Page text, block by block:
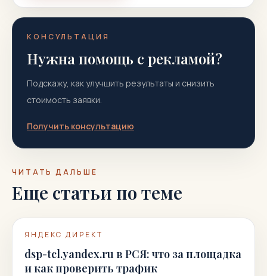
КОНСУЛЬТАЦИЯ
Нужна помощь с рекламой?
Подскажу, как улучшить результаты и снизить
стоимость заявки.
Получить консультацию
ЧИТАТЬ ДАЛЬШЕ
Еще статьи по теме
ЯНДЕКС ДИРЕКТ
dsp-tcl.yandex.ru в РСЯ: что за площадка
и как проверить трафик